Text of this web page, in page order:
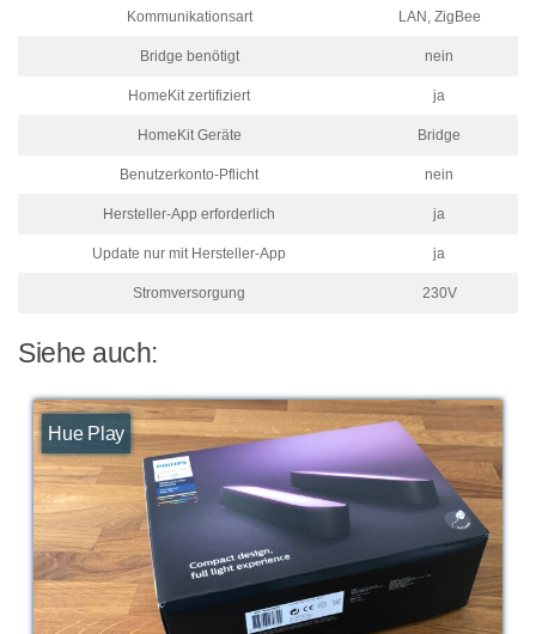
Kommunikationsart LAN, ZigBee
Bridge benötigt nein
HomeKit zertifiziert ja
HomeKit Geräte Bridge
Benutzerkonto-Pflicht nein
Hersteller-App erforderlich ja
Update nur mit Hersteller-App ja
Stromversorgung 230V
Siehe auch:
Hue Play